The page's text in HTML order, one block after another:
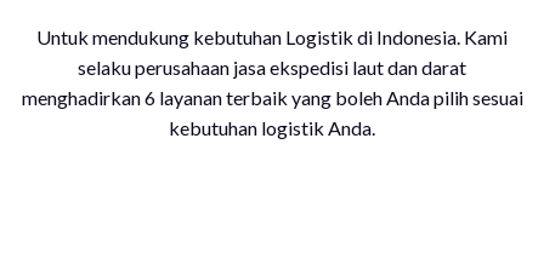
Untuk mendukung kebutuhan Logistik di Indonesia. Kami
selaku perusahaan jasa ekspedisi laut dan darat
menghadirkan 6 layanan terbaik yang boleh Anda pilih sesuai
kebutuhan logistik Anda.